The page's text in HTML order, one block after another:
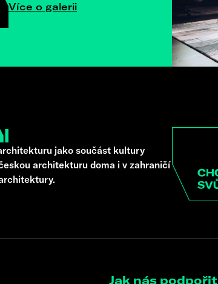
Více o galerii
jako součást kultury
architekturu doma i v zahraničí
Jak nás podpořit